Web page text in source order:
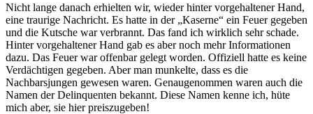
Nicht lange danach erhielten wir, wieder hinter vorgehaltener Hand,
eine traurige Nachricht. Es hatte in der Kaserne
ein Feuer gegeben
und die Kutsche war verbrannt. Das fand ich wirklich sehr schade.
Hinter vorgehaltener Hand gab es aber noch mehr Informationen
dazu. Das Feuer war offenbar gelegt worden. Offiziell hatte es keine
Verdächtigen gegeben. Aber man munkelte, dass es die
Nachbarsjungen gewesen waren. Genaugenommen waren auch die
Namen der Delinquenten bekannt. Diese Namen kenne ich, hüte
mich aber, sie hier preiszugeben!